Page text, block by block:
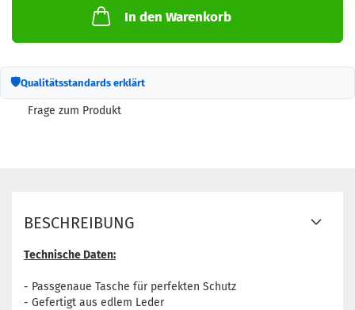
In den Warenkorb
🛡Qualitätsstandards erklärt
Frage zum Produkt
BESCHREIBUNG
Technische Daten:
- Passgenaue Tasche für perfekten Schutz
- Gefertigt aus edlem Leder